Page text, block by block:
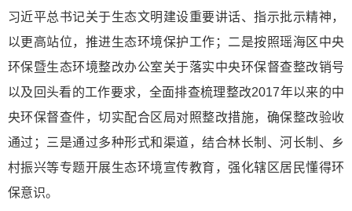
习近平总书记关于生态文明建设重要讲话、指示批示精神，
以更高站位，推进生态环境保护工作；二是按照瑶海区中央
环保暨生态环境整改办公室关于落实中央环保督查整改销号
以及回头看的工作要求，全面排查梳理整改2017年以来的中
央环保督查件，切实配合区局对照整改措施，确保整改验收
通过；三是通过多种形式和渠道，结合林长制、河长制、乡
村振兴等专题开展生态环境宣传教育，强化辖区居民懂得环
保意识。